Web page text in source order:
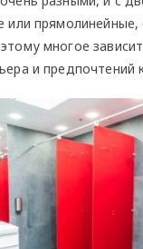
или прямолинейные,
многое
и предпочтений